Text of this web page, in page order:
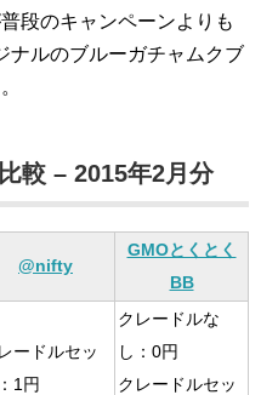
段のキャンペーンよりも
ナルのブルーガチャムクブ
較 – 2015年2月分
@nifty
GMOとくとく
BB
ードルセッ
1円
クレードルな
し：0円
クレードルセッ